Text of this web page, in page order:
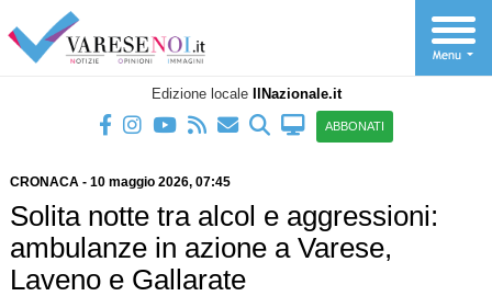
Edizione locale IlNazionale.it
ABBONATI
CRONACA- 10 maggio 2026, 07:45
Solita notte tra alcol e aggressioni:
ambulanze in azione a Varese,
Laveno e Gallarate